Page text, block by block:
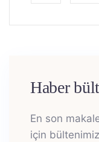
Haber
En son
için